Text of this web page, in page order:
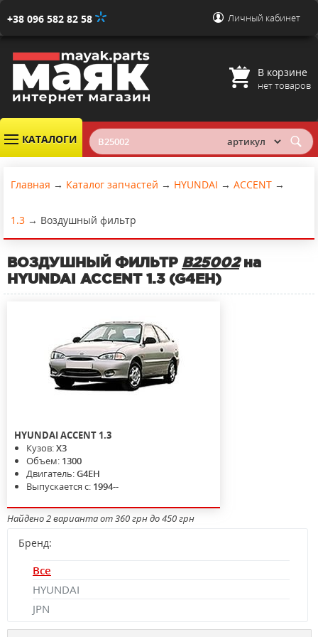
+38 096 582 82 58 Личный кабинет
В корзине
нет товаров
КАТАЛОГИ
Главная → Каталог запчастей → HYUNDAI → ACCENT →
1.3 → Воздушный фильтр
ВОЗДУШНЫЙ ФИЛЬТР B25002на
HYUNDAI ACCENT 1.3 (G4EH)
HYUNDAIACCENT 1.3
Кузов:X3
Объем: 1300
Двигатель:G4EH
Выпускается с: 1994--
Найдено 2 варианта от 360 грн до 450 грн
Бренд:
Все
HYUNDAI
JPN